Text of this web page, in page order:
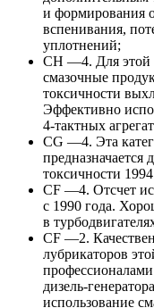
и формирования
вспенивания,
уплотнений;
CH —4. Для этой
смазочные
токсичности
Эффективно
4-тактных
CG —4. Эта
токсичности
CF —4. Отсчет
с 1990 года.
в
CF —2.
лубрикаторов
дизель-
использование